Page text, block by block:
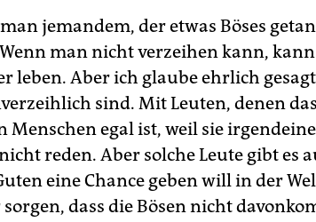
jemandem, der etwas Böses
man nicht verzeihen kann,
leben. Aber ich glaube ehrlich
sind. Mit Leuten, denen
Menschen egal ist, weil sie
reden. Aber solche Leute gibt es
eine Chance geben will in der
dass die Bösen nicht